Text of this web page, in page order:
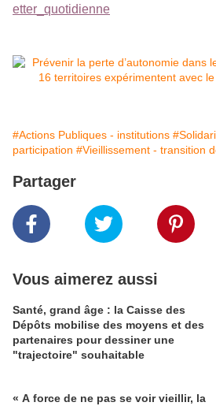
etter_quotidienne
#Actions Publiques - institutions
participation #Vieillissement - transition
Partager
Vous aimerez aussi
Santé, grand âge : la Caisse des
Dépôts mobilise des moyens et des
partenaires pour dessiner une
"trajectoire" souhaitable
« A force de ne pas se voir vieillir, la